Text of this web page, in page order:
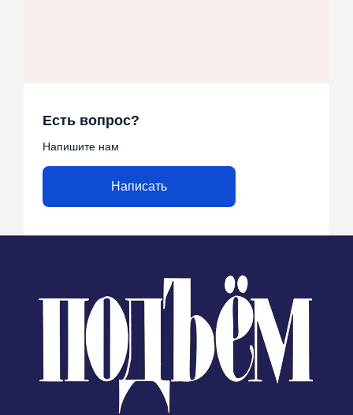
Есть вопрос?
Напишите нам
Написать